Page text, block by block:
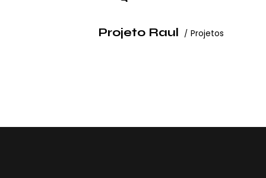
Projetos
Projeto Raul